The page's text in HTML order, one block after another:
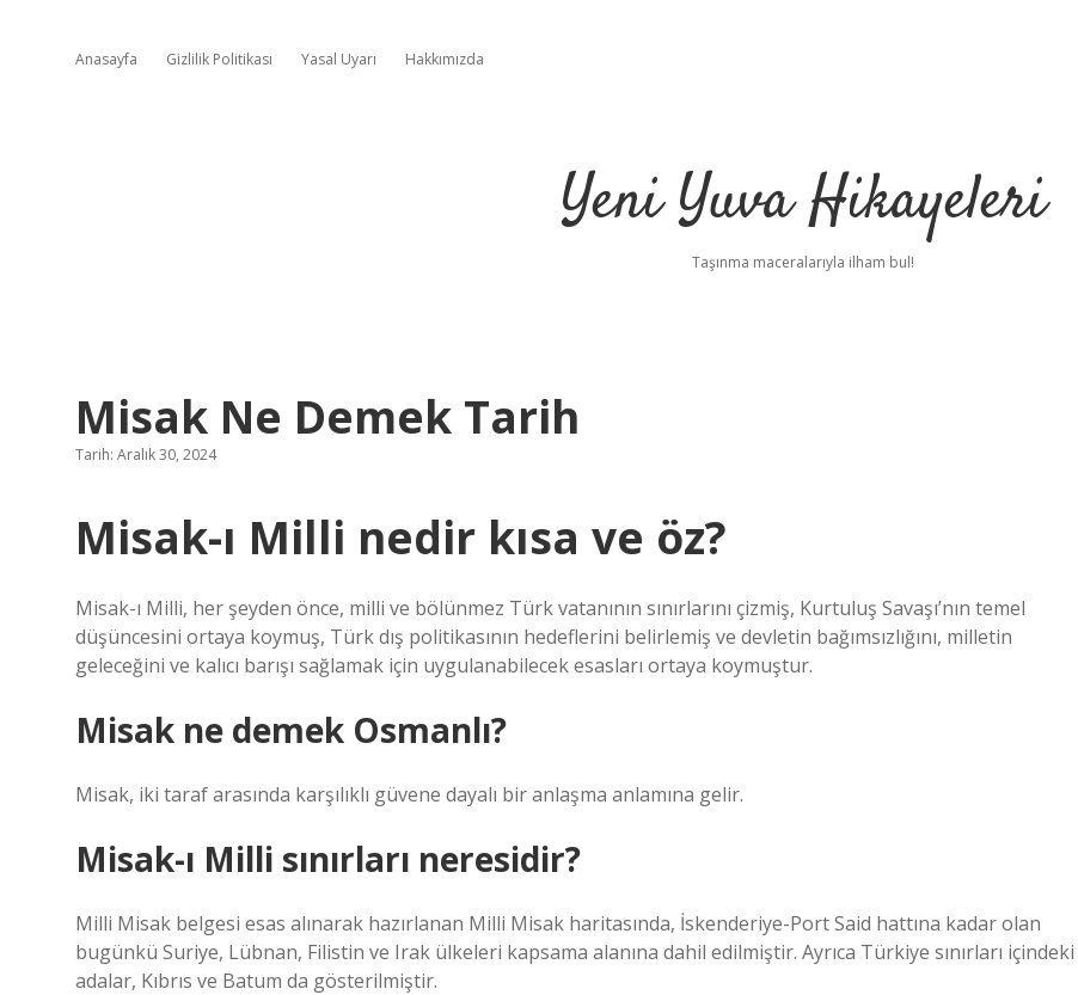
Anasayfa Gizlilik Politikası Yasal Uyarı Hakkımızda
Yeni Yuva Hikayeleri
Taşınma maceralarıyla ilham bul!
Misak Ne Demek Tarih
Tarih: Aralık 30, 2024
Misak-ı Milli nedir kısa ve öz?
Misak-ı Milli, her şeyden önce, milli ve bölünmez Türk vatanının sınırlarını çizmiş, Kurtuluş Savaşı’nın temel
düşüncesini ortaya koymuş, Türk dış politikasının hedeflerini belirlemiş ve devletin bağımsızlığını, milletin
geleceğini ve kalıcı barışı sağlamak için uygulanabilecek esasları ortaya koymuştur.
Misak ne demek Osmanlı?
Misak, iki taraf arasında karşılıklı güvene dayalı bir anlaşma anlamına gelir.
Misak-ı Milli sınırları neresidir?
Milli Misak belgesi esas alınarak hazırlanan Milli Misak haritasında, İskenderiye-Port Said hattına kadar olan
bugünkü Suriye, Lübnan, Filistin ve Irak ülkeleri kapsama alanına dahil edilmiştir. Ayrıca Türkiye sınırları içindeki
adalar, Kıbrıs ve Batum da gösterilmiştir.